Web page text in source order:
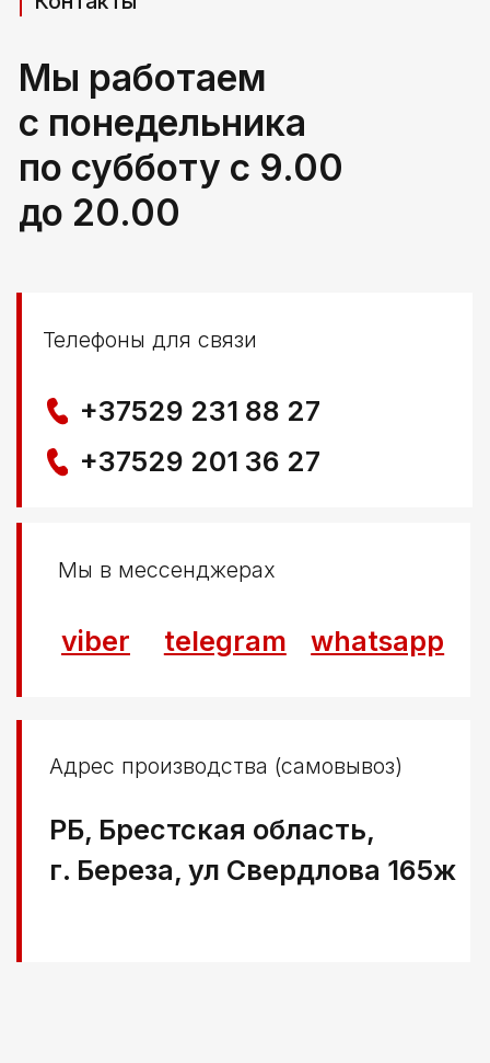
УНП 291776406
Свидетельство выдано Березовским районным
Адрес производства (самовывоз)
г. Береза, ул Свердлова 165ж